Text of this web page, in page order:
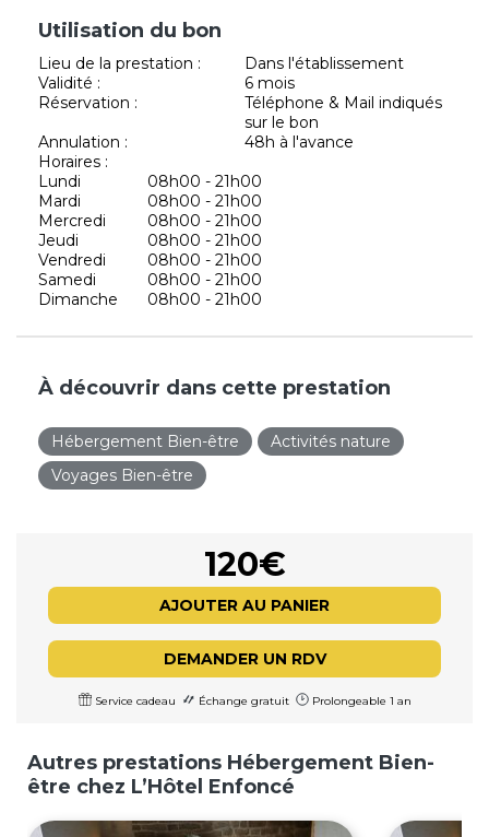
Utilisation du bon
Lieu de la prestation :
Dans l'établissement
Validité :
6 mois
Réservation :
Téléphone & Mail indiqués
sur le bon
Annulation :
48h à l'avance
Horaires :
Lundi
08h00 - 21h00
Mardi
08h00 - 21h00
Mercredi
08h00 - 21h00
Jeudi
08h00 - 21h00
Vendredi
08h00 - 21h00
Samedi
08h00 - 21h00
Dimanche
08h00 - 21h00
À découvrir dans cette prestation
Hébergement Bien-être
Activités nature
Voyages Bien-être
120€
AJOUTER AU PANIER
DEMANDER UN RDV
Service cadeau Échange gratuit Prolongeable 1 an
Autres prestations Hébergement Bien-
être chez L’Hôtel Enfoncé